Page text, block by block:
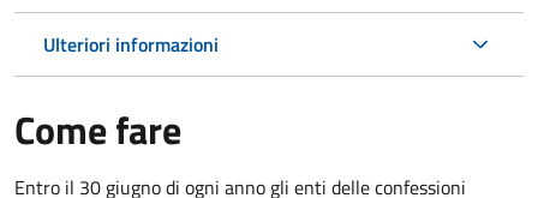
Ulteriori informazioni
Come fare
Entro il 30 giugno di ogni anno gli enti delle confessioni